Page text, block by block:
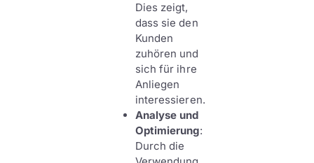
Dies zeigt,
dass sie den
Kunden
zuhören und
sich für ihre
Anliegen
interessieren.
Analyse und
Optimierung:
Durch die